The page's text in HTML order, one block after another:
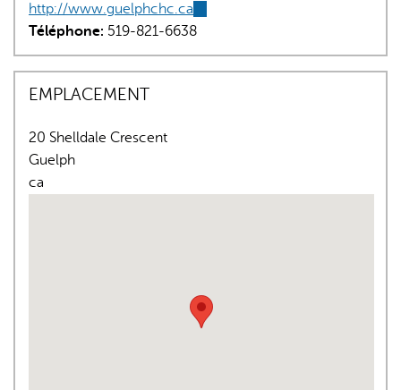
L'IA peut afficher des informations incorrectes, veuillez donc
vérifier toute réponse.
http://www.guelphchc.ca
is
external)
Téléphone: 519-821-6638
EMPLACEMENT
20 Shelldale Crescent
Guelph
ca